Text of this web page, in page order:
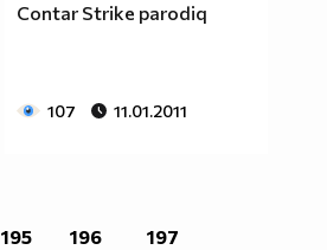
Contar Strike parodiq
107 11.01.2011
195 196 197